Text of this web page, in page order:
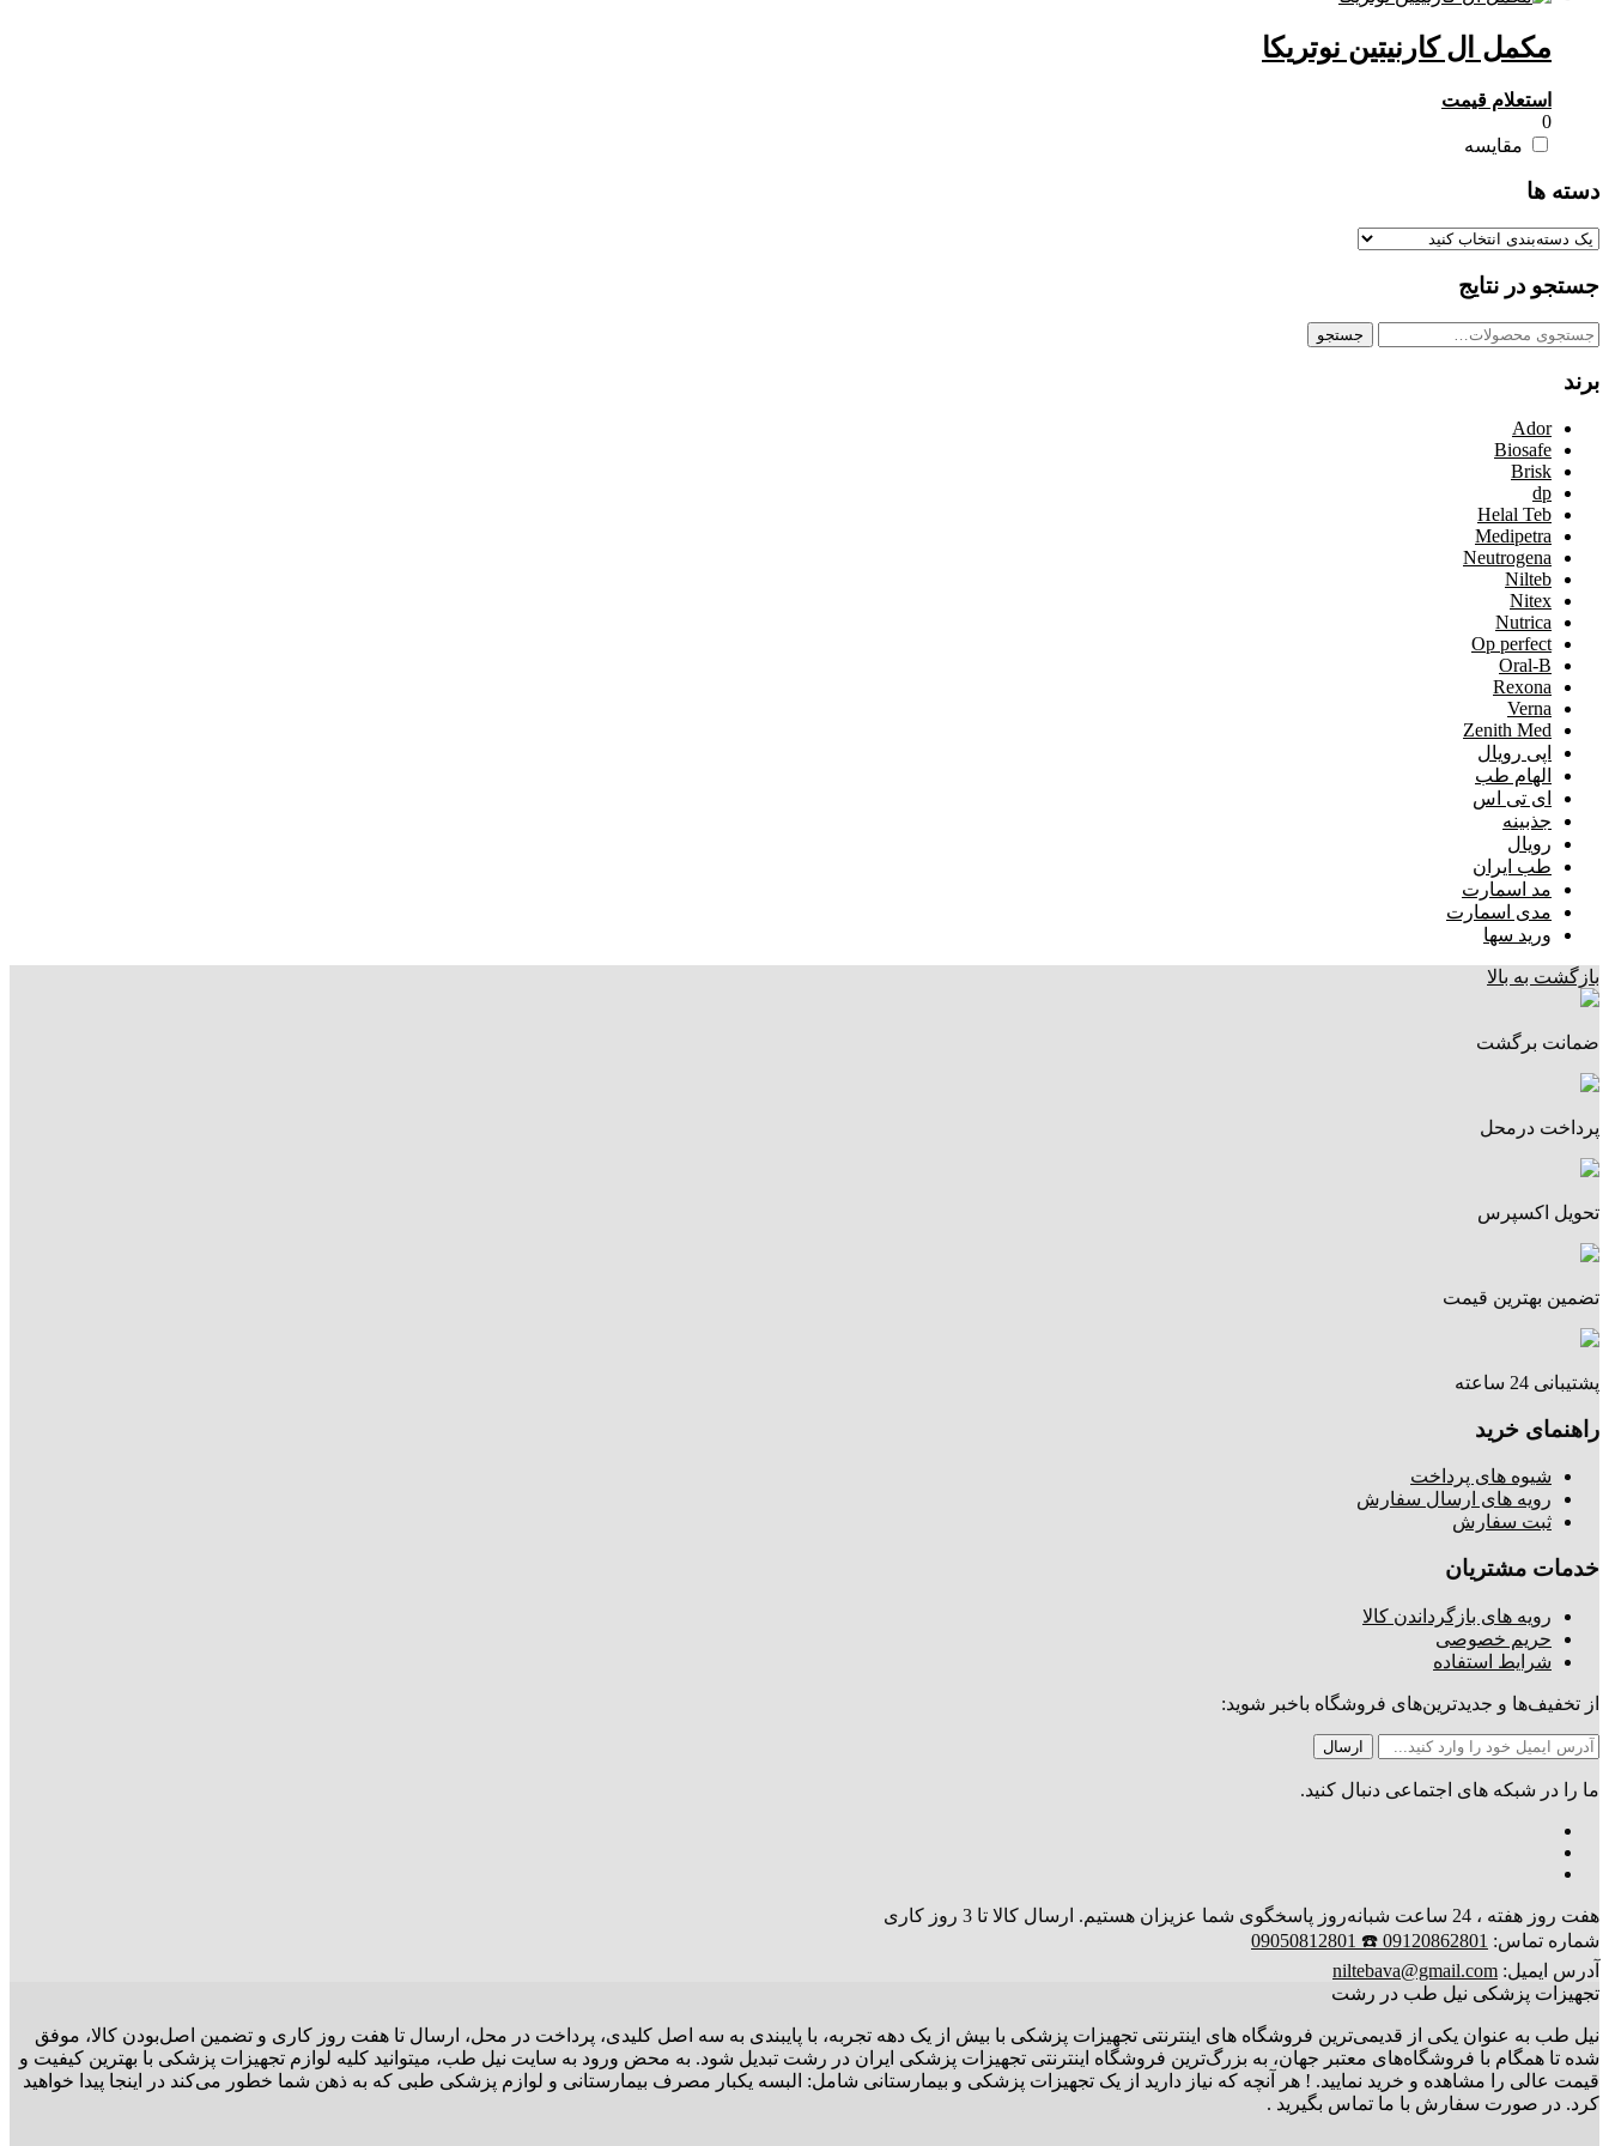
مکمل ال کارنیتین نوتریکا
استعلام قیمت
0
مقایسه
دسته ها
جستجو در نتایج
جستجو
جستجو
برند
Ador
Biosafe
Brisk
dp
Helal Teb
Medipetra
Neutrogena
Nilteb
Nitex
Nutrica
Op perfect
Oral-B
Rexona
Verna
Zenith Med
اپی رویال
الهام طب
ای تی اس
جذبینه
رویال
طب ایران
مد اسمارت
مدی اسمارت
ورید سها
بازگشت به بالا
ضمانت برگشت
پرداخت درمحل
تحویل اکسپرس
تضمین بهترین قیمت
پشتیبانی 24 ساعته
راهنمای خرید
شیوه های پرداخت
رویه های ارسال سفارش
ثبت سفارش
خدمات مشتریان
رویه های بازگرداندن کالا
حریم خصوصی
شرایط استفاده
از تخفیف‌ها و جدیدترین‌های فروشگاه باخبر شوید:
ما را در شبکه های اجتماعی دنبال کنید.
هفت روز هفته ، 24 ساعت شبانه‌روز پاسخگوی شما عزیزان هستیم. ارسال کالا تا 3 روز کاری
شماره تماس: 09120862801 ☎️ 09050812801
آدرس ایمیل: niltebava@gmail.com
تجهیزات پزشکی نیل طب در رشت
نیل طب به عنوان یکی از قدیمی‌ترین فروشگاه های اینترنتی تجهیزات پزشکی با بیش از یک دهه تجربه، با پایبندی به سه اصل کلیدی، پرداخت در محل، ارسال تا هفت روز کاری و تضمین اصل‌بودن کالا، موفق
شده تا همگام با فروشگاه‌های معتبر جهان، به بزرگ‌ترین فروشگاه اینترنتی تجهیزات پزشکی ایران در رشت تبدیل شود. به محض ورود به سایت نیل طب، میتوانید کلیه لوازم تجهیزات پزشکی با بهترین کیفیت و
قیمت عالی را مشاهده و خرید نمایید. ! هر آنچه که نیاز دارید از یک تجهیزات پزشکی و بیمارستانی شامل: البسه یکبار مصرف بیمارستانی و لوازم پزشکی طبی که به ذهن شما خطور می‌کند در اینجا پیدا خواهید
کرد. در صورت سفارش با ما تماس بگیرید .